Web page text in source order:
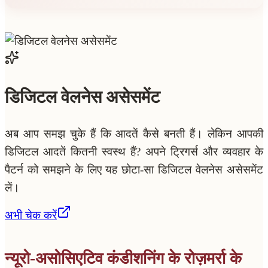
डिजिटल वेलनेस असेसमेंट
अब आप समझ चुके हैं कि आदतें कैसे बनती हैं। लेकिन आपकी
डिजिटल आदतें कितनी स्वस्थ हैं? अपने ट्रिगर्स और व्यवहार के
पैटर्न को समझने के लिए यह छोटा-सा डिजिटल वेलनेस असेसमेंट
लें।
अभी चेक करें
न्यूरो-असोसिएटिव कंडीशनिंग के रोज़मर्रा के